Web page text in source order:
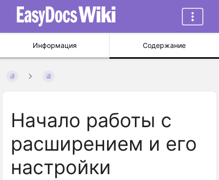
Информация Содержание
Начало работы с
расширением и его
настройки